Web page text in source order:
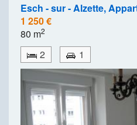
Esch - sur - Alzette,
1 250 €
80 m2
2 1